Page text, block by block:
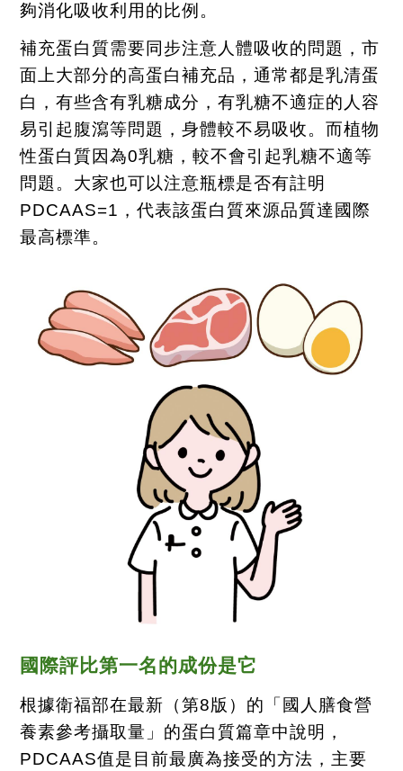
夠消化吸收利用的比例。
補充蛋白質需要同步注意人體吸收的問題，市
面上大部分的高蛋白補充品，通常都是乳清蛋
白，有些含有乳糖成分，有乳糖不適症的人容
易引起腹瀉等問題，身體較不易吸收。而植物
性蛋白質因為0乳糖，較不會引起乳糖不適等
問題。大家也可以注意瓶標是否有註明
PDCAAS=1 ，代表該蛋白質來源品質達國際
最高標準。
國際評比第一名的成份是它
根據衛福部在最新（第8版）的「國人膳食營
養素參考攝取量」的蛋白質篇章中說明，
PDCAAS值是目前最廣為接受的方法，主要